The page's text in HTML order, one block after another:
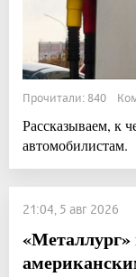
Прочитали: 840
Рассказываем, к
автомобилистам.
21:04, 5 авг 2026
«Металлург»